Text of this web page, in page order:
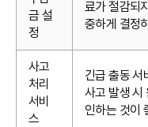
금 설
정
료가 절감되
중하게 결정
사고
처리
서비
스
긴급 출동 서
사고 발생 시
인하는 것이